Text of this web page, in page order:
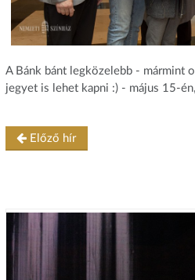
A Bánk bánt legközelebb - mármint
jegyet is lehet kapni :) - május 15-
Előző hír